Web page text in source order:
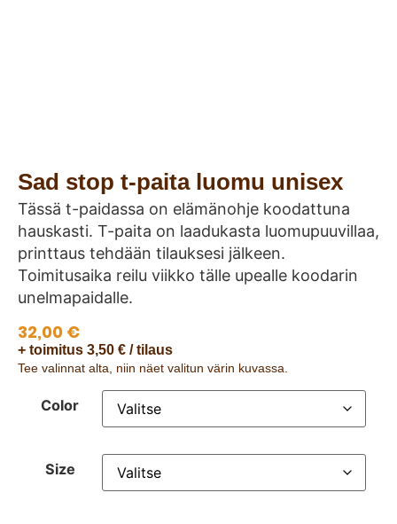
Sad stop t-paita luomu unisex
Tässä t-paidassa on elämänohje koodattuna
hauskasti. T-paita on laadukasta luomupuuvillaa,
printtaus tehdään tilauksesi jälkeen.
Toimitusaika reilu viikko tälle upealle koodarin
unelmapaidalle.
32,00 €
+ toimitus 3,50 € / tilaus
Tee valinnat alta, niin näet valitun värin kuvassa.
Color
Size